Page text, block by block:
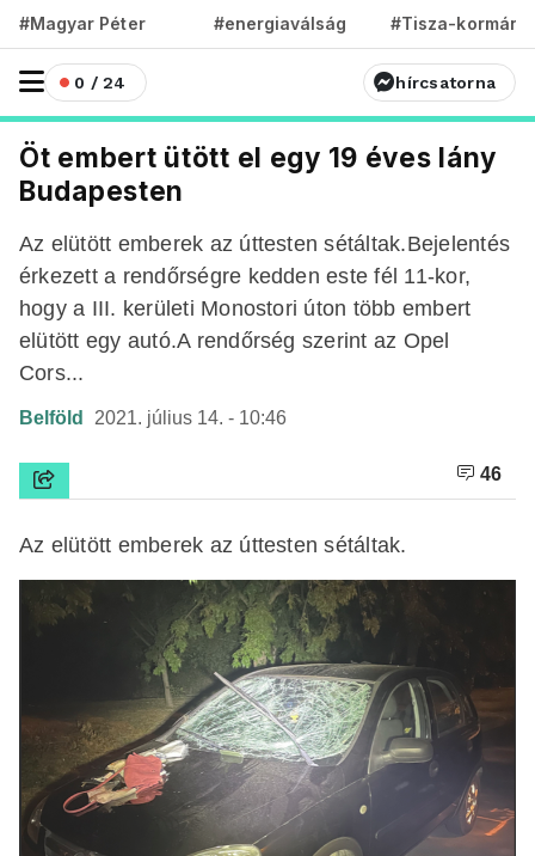
#Magyar Péter #energiaválság #Tisza-kormány
0 / 24 hírcsatorna
Öt embert ütött el egy 19 éves lány
Budapesten
Az elütött emberek az úttesten sétáltak.Bejelentés
érkezett a rendőrségre kedden este fél 11-kor,
hogy a III. kerületi Monostori úton több embert
elütött egy autó.A rendőrség szerint az Opel
Cors...
Belföld 2021. július 14. - 10:46
46
Az elütött emberek az úttesten sétáltak.